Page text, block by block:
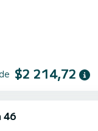
$2 214,72
46